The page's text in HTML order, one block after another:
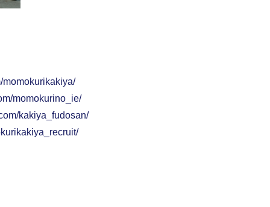
momokurikakiya/
momokurino_ie/
kakiya_fudosan/